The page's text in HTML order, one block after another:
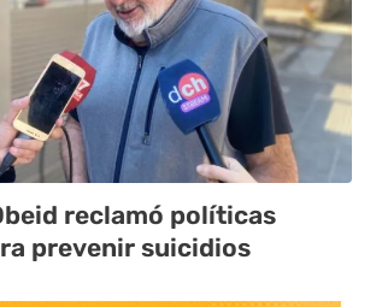
reclamó políticas
prevenir suicidios